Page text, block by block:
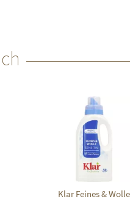
Klar Feines & Wolle